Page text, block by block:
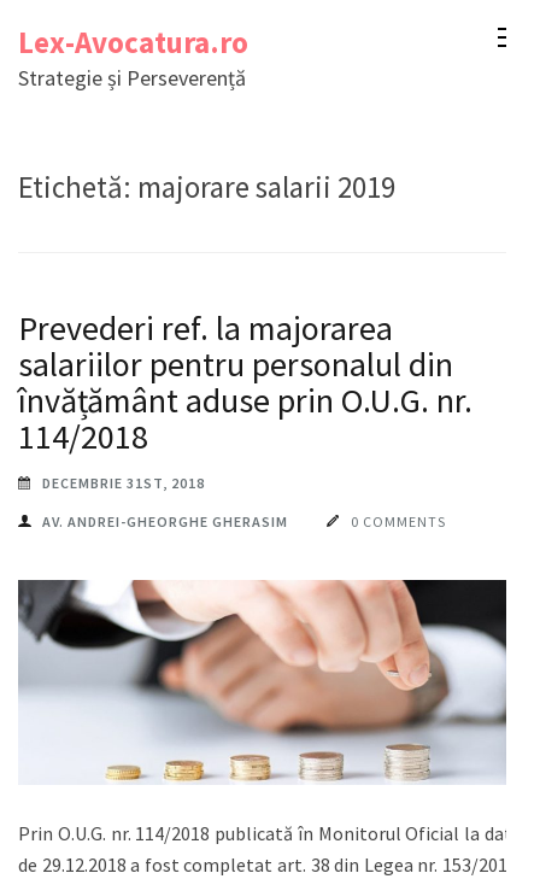
conținut
Lex-Avocatura.ro
Strategie și Perseverență
Etichetă: majorare salarii 2019
Prevederi ref. la majorarea
salariilor pentru personalul din
învățământ aduse prin O.U.G. nr.
114/2018
DECEMBRIE 31ST, 2018
AV. ANDREI-GHEORGHE GHERASIM 0 COMMENTS
Prin O.U.G. nr. 114/2018 publicată în Monitorul Oficial la data
de 29.12.2018 a fost completat art. 38 din Legea nr. 153/2017,